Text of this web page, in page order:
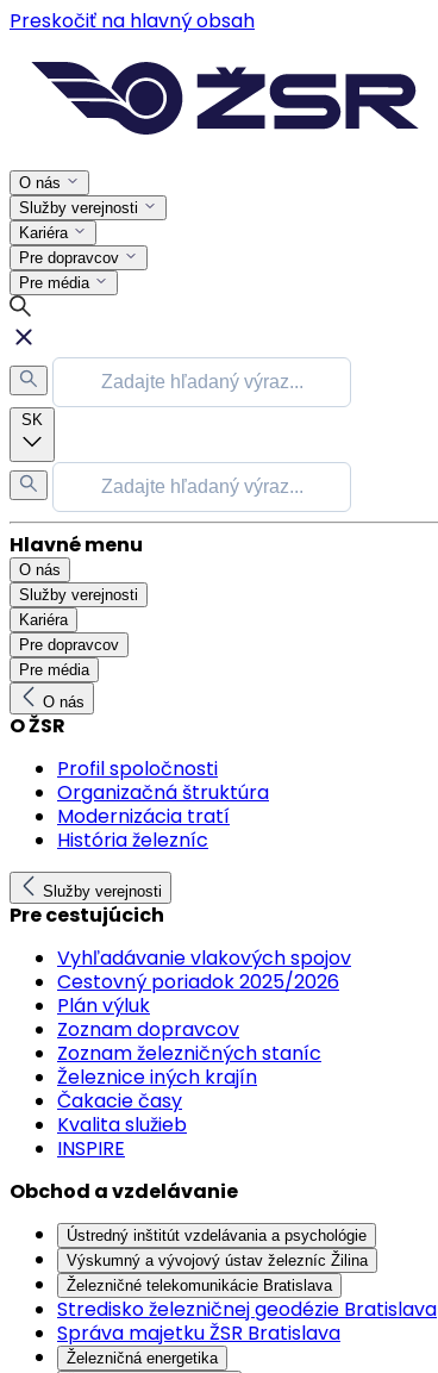
Preskočiť na hlavný obsah
O nás
Služby verejnosti
Kariéra
Pre dopravcov
Pre média
SK
Hlavné menu
O nás
Služby verejnosti
Kariéra
Pre dopravcov
Pre média
O nás
O ŽSR
Profil spoločnosti
Organizačná štruktúra
Modernizácia tratí
História železníc
Služby verejnosti
Pre cestujúcich
Vyhľadávanie vlakových spojov
Cestovný poriadok 2025/2026
Plán výluk
Zoznam dopravcov
Zoznam železničných staníc
Železnice iných krajín
Čakacie časy
Kvalita služieb
INSPIRE
Obchod a vzdelávanie
Ústredný inštitút vzdelávania a psychológie
Výskumný a vývojový ústav železníc Žilina
Železničné telekomunikácie Bratislava
Stredisko železničnej geodézie Bratislava
Správa majetku ŽSR Bratislava
Železničná energetika